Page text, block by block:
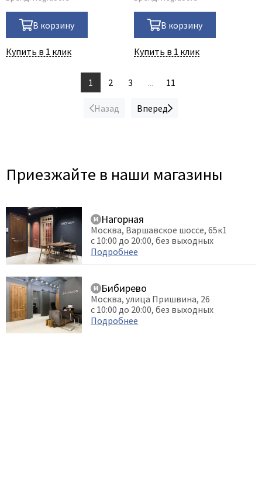
В корзину
Купить в 1 клик
В корзину
Купить в 1 клик
Назад
1 2 3 ... 11
Вперед
Приезжайте в наши магазины
Нагорная
Москва, Варшавское шоссе, 65к1
с 10:00 до 20:00, без выходных
Подробнее
Бибирево
Москва, улица Пришвина, 26
с 10:00 до 20:00, без выходных
Подробнее